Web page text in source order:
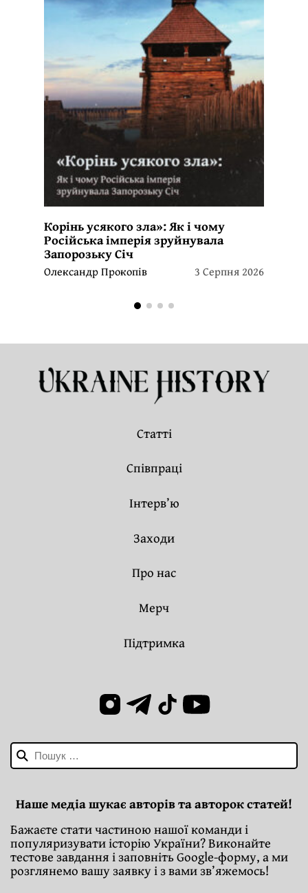
Корінь усякого зла»: Як і чому
Російська імперія зруйнувала
Запорозьку Січ
Олександр Прокопів 3 Серпня 2026
Пошук:
Статті
Співпраці
Інтерв’ю
Заходи
Про нас
Мерч
Підтримка
Наше медіа шукає авторів та авторок статей!
Бажаєте стати частиною нашої команди і
популяризувати історію України? Виконайте
тестове завдання і заповніть Google-форму, а ми
розглянемо вашу заявку і з вами зв’яжемось!